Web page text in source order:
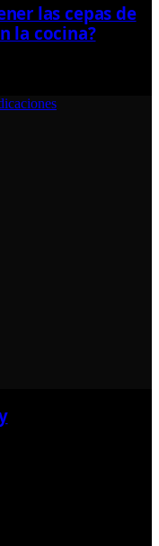
las cepas de
la cocina?